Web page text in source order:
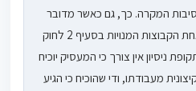
המקרה. כך, גם כאשר מדובר
בעובד שמשתייך לאחת הקבוצות המנויות בסעיף 2 לחוק
ניסיון אין צורך כי המעסיק יוכיח
מעבודתו, ודי שהוכיח כי הגיע